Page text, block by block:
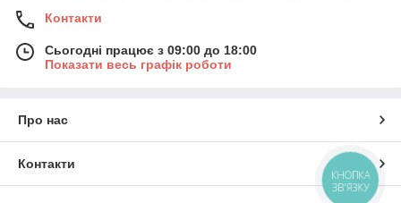
Контакти
Сьогодні працює з 09:00 до 18:00
Показати весь графік роботи
Про нас
Контакти
КНОПКА
ЗВ'ЯЗКУ